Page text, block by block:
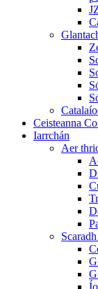
Ceisteanna
Iarrchán
Aer